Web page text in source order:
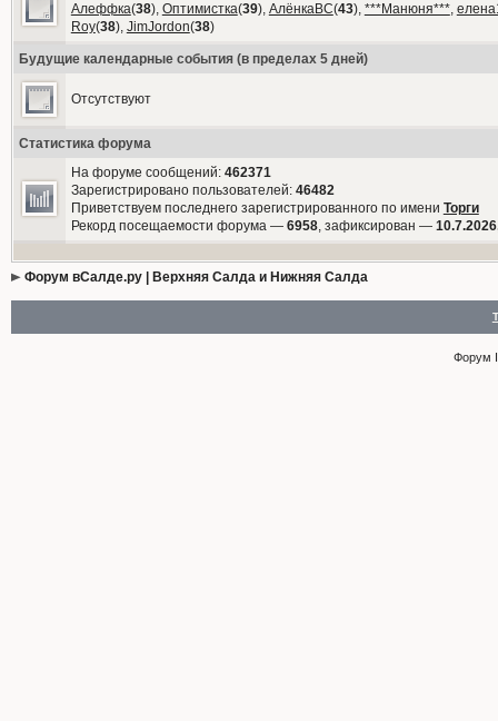
Алеффка(38), Оптимистка(39), АлёнкаВС(43), ***Манюня***,
Roy(38), JimJordon(38)
Будущие календарные события (в пределах 5 дней)
Отсутствуют
Статистика форума
На форуме сообщений: 462371
Зарегистрировано пользователей: 46482
Приветствуем последнего зарегистрированного по имени Торги
Рекорд посещаемости форума — 6958, зафиксирован —
Форум вСалде.ру | Верхняя Салда и Нижняя Салда
Форум